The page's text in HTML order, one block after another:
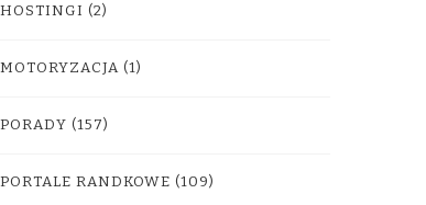
HOSTINGI (2)
MOTORYZACJA (1)
PORADY (157)
PORTALE RANDKOWE (109)